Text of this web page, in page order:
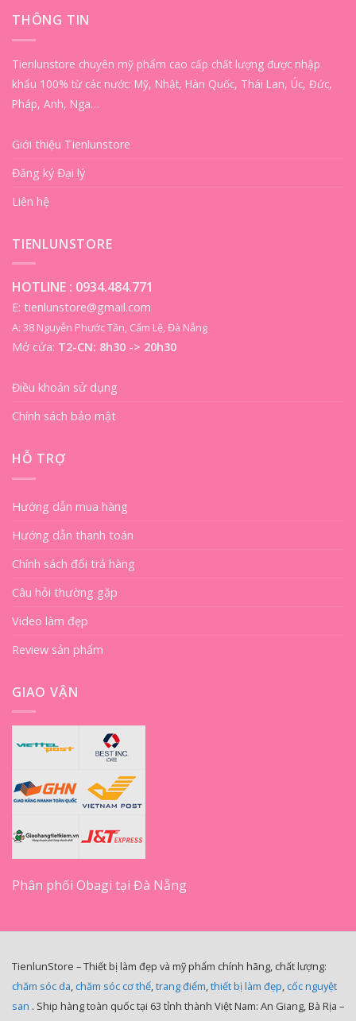
THÔNG TIN
Tienlunstore chuyên mỹ phẩm cao cấp chất lượng được nhập
khẩu 100% từ các nước: Mỹ, Nhật, Hàn Quốc, Thái Lan, Úc, Đức,
Pháp, Anh, Nga…
Giới thiệu Tienlunstore
Đăng ký Đại lý
Liên hệ
TIENLUNSTORE
HOTLINE : 0934.484.771
E: tienlunstore@gmail.com
A: 38 Nguyễn Phước Tần, Cẩm Lệ, Đà Nẵng
Mở cửa: T2-CN: 8h30 -> 20h30
Điều khoản sử dụng
Chính sách bảo mật
HỖ TRỢ
Hướng dẫn mua hàng
Hướng dẫn thanh toán
Chính sách đổi trả hàng
Câu hỏi thường gặp
Video làm đẹp
Review sản phẩm
GIAO VẬN
Phân phối Obagi tại Đà Nẵng
TienlunStore – Thiết bị làm đẹp và mỹ phẩm chính hãng, chất lượng:
chăm sóc da, chăm sóc cơ thể,trang điểm,thiết bị làm đẹp, cốc nguyệt
san . Ship hàng toàn quốc tại 63 tỉnh thành Việt Nam: An Giang, Bà Rịa –